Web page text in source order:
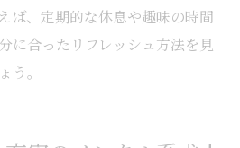
ば、定期的な休息や趣味の時間
に合ったリフレッシュ方法を見
う。